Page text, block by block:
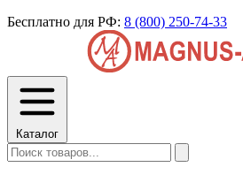
Бесплатно для РФ: 8 (800) 250-74-33
Каталог